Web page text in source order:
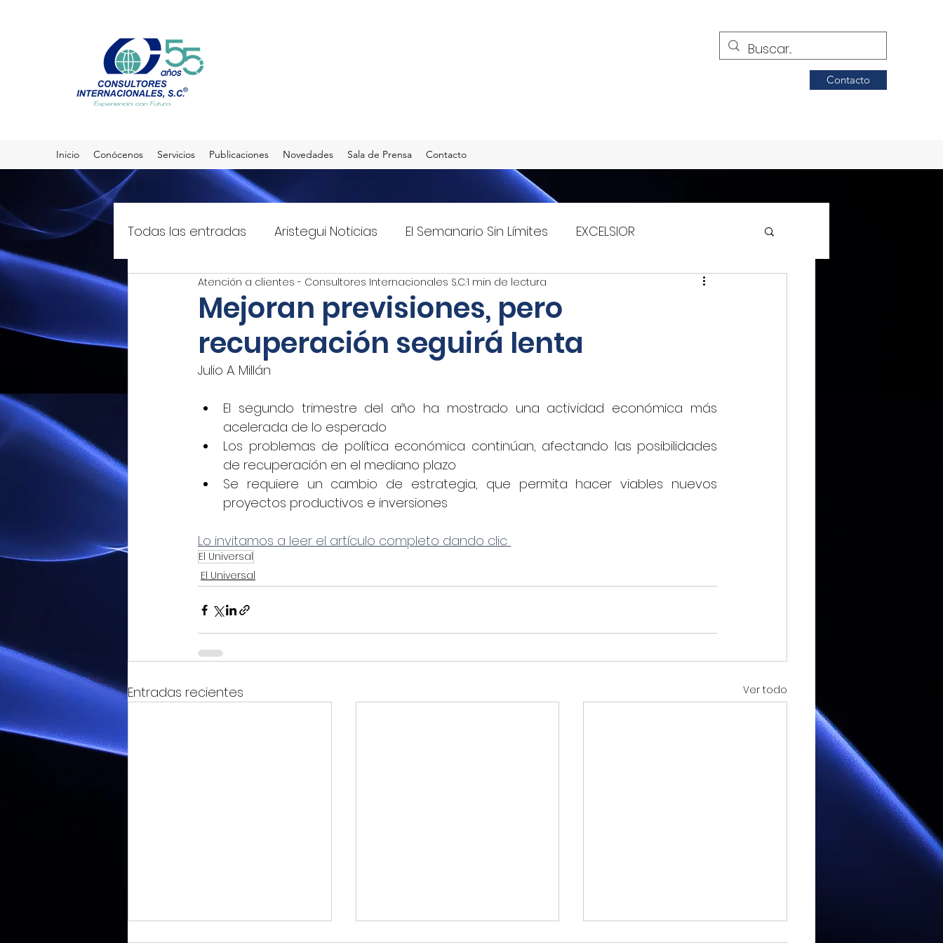
Contacto
Inicio Conócenos Servicios Publicaciones Novedades Sala de Prensa Contacto
Todas las entradas Aristegui Noticias El Semanario Sin Límites EXCELSIOR
El Sol de México T21mx Imagen Radio 90.5 F.M. INFO TRANSPORTES Siglo de Torreón
Mexicoxport Enfoque Noticias - Audio CNN Español Nino Canún
CNEC Revista Consultoría La Jornada CANACAR DINERO EN IMAGEN IMMX DIARIO
Siempre! Presencia de México Shafaqna El Sol de Puebla EL FINANCIERO
El Siglo de Durango QUADRATIN CDMX Imagen
Revista Industria Digital Concamin
Mejoran previsiones, pero
recuperación seguirá lenta
Atención a clientes - Consultores Internacionales S.C.1 min de lectura
Julio A. Millán
El segundo trimestre del año ha mostrado una actividad económica más
acelerada de lo esperado
Los problemas de política económica continúan, afectando las posibilidades
de recuperación en el mediano plazo
Se requiere un cambio de estrategia, que permita hacer viables nuevos
proyectos productivos e inversiones
Lo invitamos a leer el artículo completo dando clic
El Universal
El Universal
Entradas recientes Ver todo